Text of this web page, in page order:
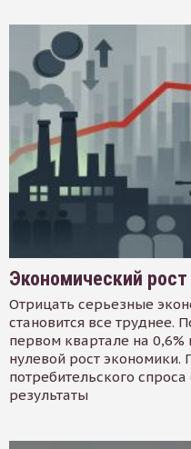
Экономический
Отрицать серьезные
становится все труднее.
первом квартале на 0,6%
нулевой рост экономики.
потребительского
результаты